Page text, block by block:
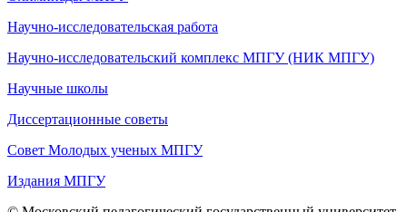
Научно-исследовательская работа
Научно-исследовательский комплекс МПГУ (НИК МПГУ)
Научные школы
Диссертационные советы
Совет Молодых ученых МПГУ
Издания МПГУ